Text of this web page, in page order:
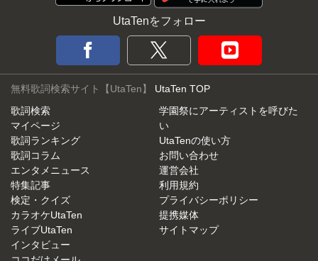
UtaTenをフォロー
無料歌詞検索サイト【UtaTen】 UtaTen TOP
歌詞検索
マイページ
歌詞ランキング
歌詞コラム
エンタメニュース
特集記事
検定・クイズ
カラオケUtaTen
ライブUtaTen
インタビュー
学園祭にアーティストを呼びた
い
UtaTenの使い方
お問い合わせ
運営会社
利用規約
プライバシーポリシー
提携媒体
サイトマップ